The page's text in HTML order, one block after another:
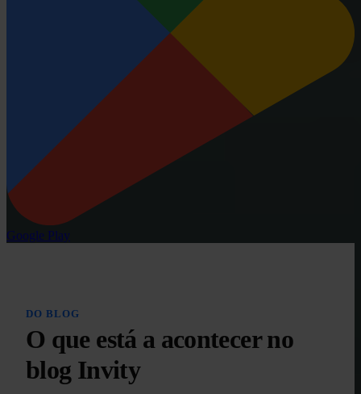
Google Play
DO BLOG
O que está a acontecer no
blog Invity